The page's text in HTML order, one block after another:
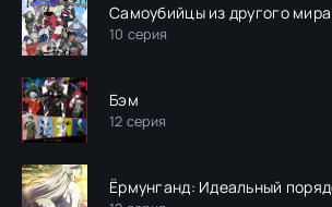
Самоубийцы из другого мира
10 серия
Бэм
12 серия
Ёрмунганд: Идеальный